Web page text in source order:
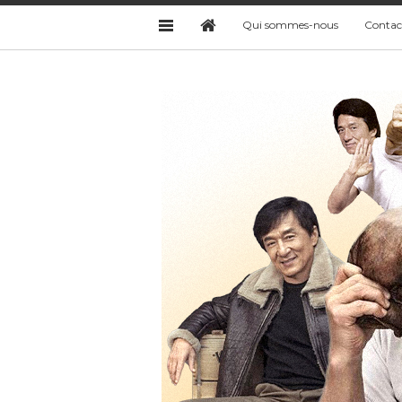
Qui sommes-nous